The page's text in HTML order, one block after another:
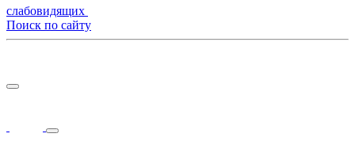
слабовидящих
Поиск по сайту